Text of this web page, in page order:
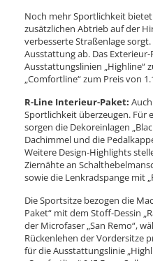
Noch mehr Sportlichkeit
zusätzlichen Abtrieb auf der
verbesserte Straßenlage
Ausstattung ab. Das
Ausstattungslinien „Highline“
„Comfortline“ zum Preis von
R-Line Interieur-Paket:
Sportlichkeit überzeugen. Für
sorgen die Dekoreinlagen
Dachimmel und die
Weitere Design-Highlights
Ziernähte an
sowie die Lenkradspange mit
Die Sportsitze bezogen die
Paket“ mit dem Stoff-Dessin
der Microfaser „San Remo“,
Rückenlehen der Vordersitze
für die Ausstattungslinie